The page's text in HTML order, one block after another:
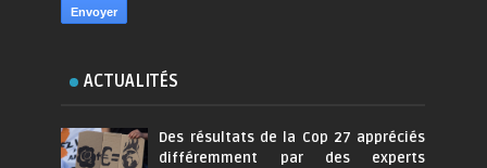
ACTUALITÉS
Des résultats de la Cop 27 appréciés
différemment par des experts